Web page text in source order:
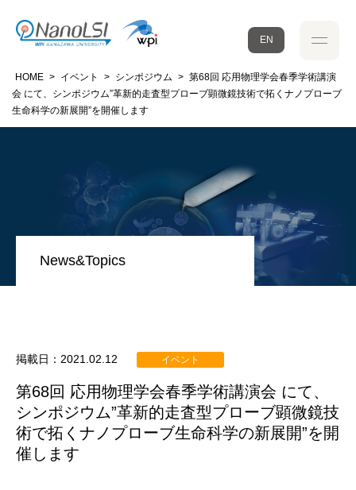
EN
HOME > イベント > シンポジウム > 第68回 応用物理学会春季学術講演
会 にて、シンポジウム”革新的走査型プローブ顕微鏡技術で拓くナノプローブ
生命科学の新展開”を開催します
News&Topics
掲載日：2021.02.12 イベント
第68回 応用物理学会春季学術講演会 にて、
シンポジウム”革新的走査型プローブ顕微鏡技
術で拓くナノプローブ生命科学の新展開”を開
催します